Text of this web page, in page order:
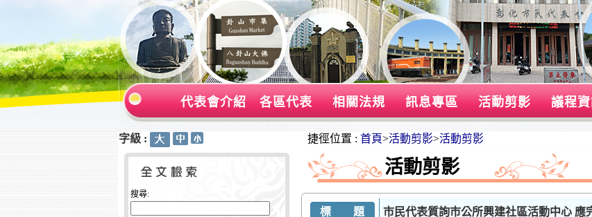
代表會介紹 各區代表 相關法規 訊息專區 活動剪影 議程
字級 :
搜尋:
捷徑位置 : 首頁>活動剪影>活動剪影
活動剪影
標 題 市民代表質詢市公所興建社區活動中心 應